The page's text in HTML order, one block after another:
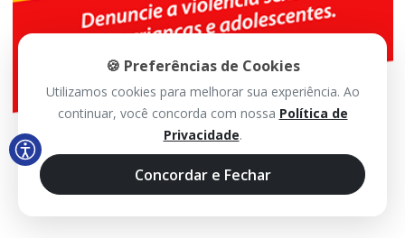
🍪 Preferências de Cookies
Utilizamos cookies para melhorar sua experiência. Ao
continuar, você concorda com nossa Política de
Privacidade.
Concordar e Fechar